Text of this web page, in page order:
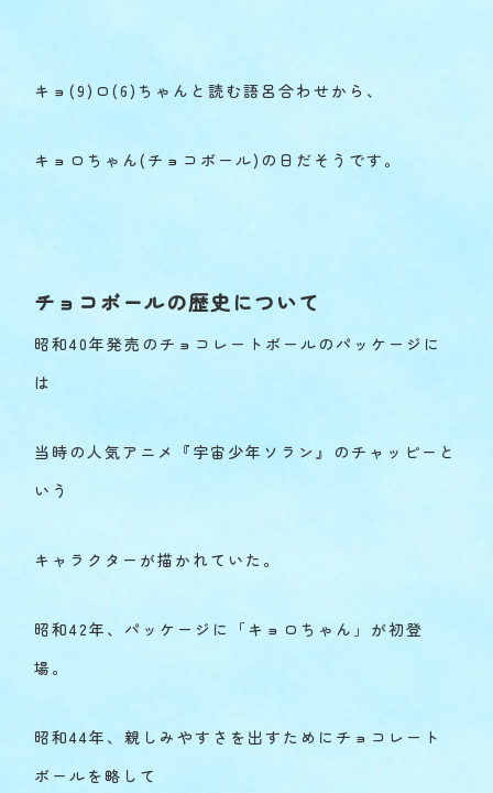
キョ(9)ロ(6)ちゃんと読む語呂合わせから、
キョロちゃん(チョコボール)の日だそうです。
チョコボールの歴史について
昭和40年発売のチョコレートボールのパッケージに
は
当時の人気アニメ『宇宙少年ソラン』のチャッピーと
いう
キャラクターが描かれていた。
昭和42年、パッケージに「キョロちゃん」が初登
場。
昭和44年、親しみやすさを出すためにチョコレート
ボールを略して